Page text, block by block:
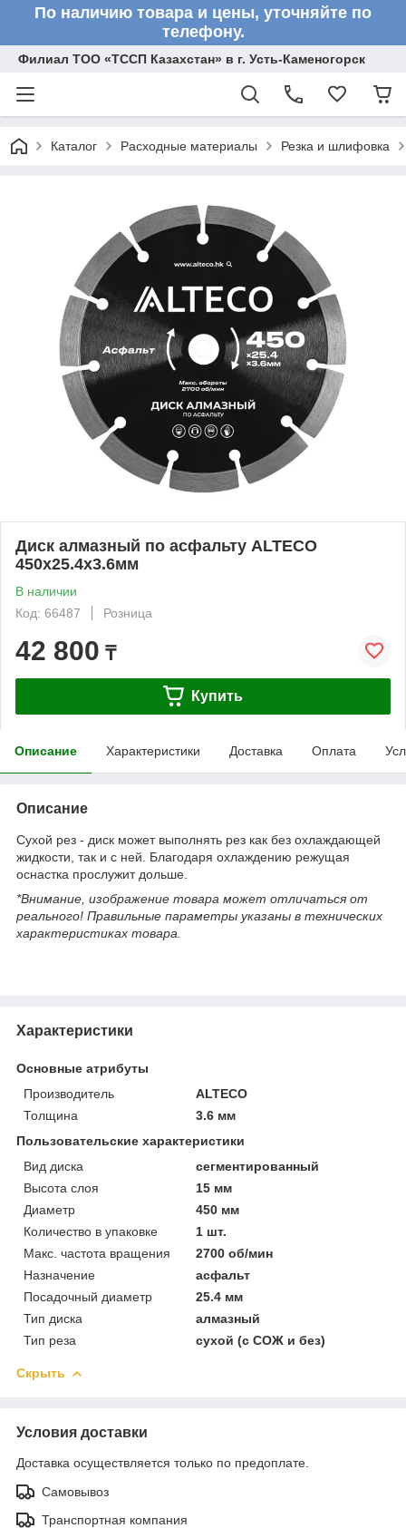
По наличию товара и цены, уточняйте по
телефону.
Филиал ТОО «ТССП Казахстан» в г. Усть-Каменогорск
Каталог Расходные материалы Резка и шлифовка
Диск алмазный по асфальту ALTECO
450x25.4x3.6мм
В наличии
Код: 66487
Розница
42 800 ₸
Купить
Описание Характеристики Доставка Оплата
Описание
Сухой рез - диск может выполнять рез как без охлаждающей
жидкости, так и с ней. Благодаря охлаждению режущая
оснастка прослужит дольше.
*Внимание, изображение товара может отличаться от
реального! Правильные параметры указаны в технических
характеристиках товара.
Характеристики
Основные атрибуты
Производитель
ALTECO
Толщина
3.6 мм
Пользовательские характеристики
Вид диска
сегментированный
Высота слоя
15 мм
Диаметр
450 мм
Количество в упаковке
1 шт.
Макс. частота вращения
2700 об/мин
Назначение
асфальт
Посадочный диаметр
25.4 мм
Тип диска
алмазный
Тип реза
сухой (с СОЖ и без)
Скрыть
Условия доставки
Доставка осуществляется только по предоплате.
Самовывоз
Транспортная компания